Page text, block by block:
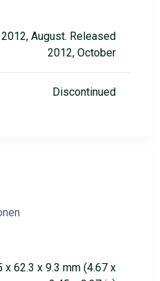
2012, August. Released
2012, October
Discontinued
x 62.3 x 9.3 mm (4.67 x